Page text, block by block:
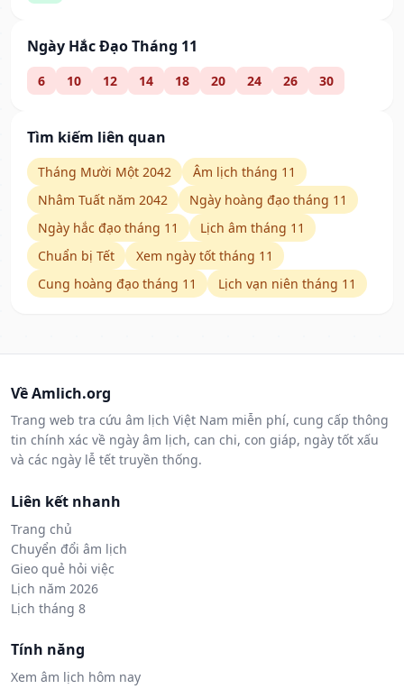
Ngày Hắc Đạo Tháng 11
6 10 12 14 18 20 24 26 30
Tìm kiếm liên quan
Tháng Mười Một 2042
Âm lịch tháng 11
Nhâm Tuất năm 2042
Ngày hoàng đạo tháng 11
Ngày hắc đạo tháng 11
Lịch âm tháng 11
Chuẩn bị Tết
Xem ngày tốt tháng 11
Cung hoàng đạo tháng 11
Lịch vạn niên tháng 11
Về Amlich.org
Trang web tra cứu âm lịch Việt Nam miễn phí, cung cấp thông
tin chính xác về ngày âm lịch, can chi, con giáp, ngày tốt xấu
và các ngày lễ tết truyền thống.
Liên kết nhanh
Trang chủ
Chuyển đổi âm lịch
Gieo quẻ hỏi việc
Lịch năm 2026
Lịch tháng 8
Tính năng
Xem âm lịch hôm nay